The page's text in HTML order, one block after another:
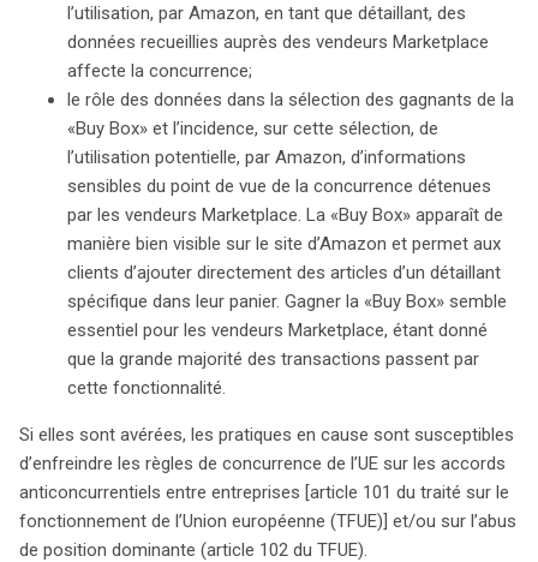
l’utilisation, par Amazon, en tant que détaillant, des
données recueillies auprès des vendeurs Marketplace
affecte la concurrence;
le rôle des données dans la sélection des gagnants de la
«Buy Box» et l’incidence, sur cette sélection, de
l’utilisation potentielle, par Amazon, d’informations
sensibles du point de vue de la concurrence détenues
par les vendeurs Marketplace. La «Buy Box» apparaît de
manière bien visible sur le site d’Amazon et permet aux
clients d’ajouter directement des articles d’un détaillant
spécifique dans leur panier. Gagner la «Buy Box» semble
essentiel pour les vendeurs Marketplace, étant donné
que la grande majorité des transactions passent par
cette fonctionnalité.
Si elles sont avérées, les pratiques en cause sont susceptibles
d’enfreindre les règles de concurrence de l’UE sur les accords
anticoncurrentiels entre entreprises [article 101 du traité sur le
fonctionnement de l’Union européenne (TFUE)] et/ou sur l’abus
de position dominante (article 102 du TFUE).